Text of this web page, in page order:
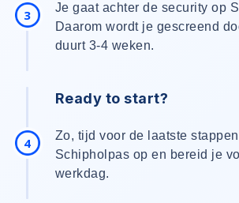
3
Je gaat achter de security op
Daarom wordt je gescreend
duurt 3-4 weken.
4
Ready to start?
Zo, tijd voor de laatste
Schipholpas op en bereid je
werkdag.